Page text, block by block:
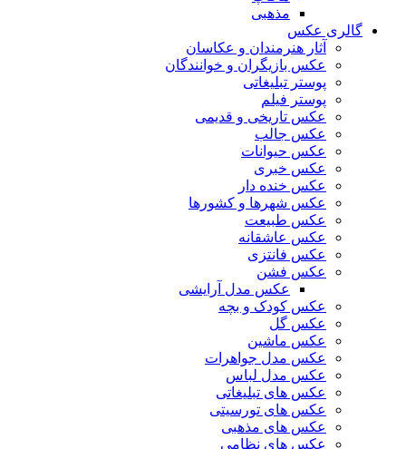
مذهبی
گالری عکس
آثار هنرمندان و عکاسان
عکس بازیگران و خوانندگان
پوستر تبلیغاتی
پوستر فیلم
عکس تاریخی و قدیمی
عکس جالب
عکس حیوانات
عکس خبری
عکس خنده دار
عکس شهرها و کشورها
عکس طبیعت
عکس عاشقانه
عکس فانتزی
عکس فشن
عکس مدل آرایشی
عکس کودک و بچه
عکس گل
عکس ماشین
عکس مدل جواهرات
عکس مدل لباس
عکس های تبلیغاتی
عکس های تورسیتی
عکس های مذهبی
عکس های نظامی